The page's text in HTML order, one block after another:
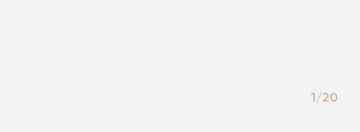
1/20